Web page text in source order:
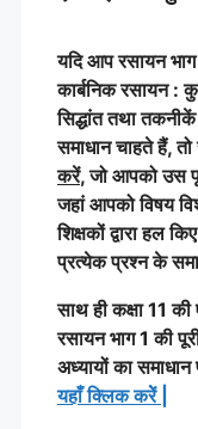
यदि आप रसायन
कार्बनिक रसायन :
सिद्धांत तथा
समाधान चाहते हैं,
करें, जो आपको उस
जहां आपको विषय
शिक्षकों द्वारा हल
प्रत्येक प्रश्न के
साथ ही कक्षा 11
रसायन भाग 1 की
अध्यायों का
यहाँ क्लिक करेें|